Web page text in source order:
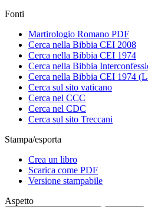
Fonti
Martirologio Romano PDF
Cerca nella Bibbia CEI 2008
Cerca nella Bibbia CEI 1974
Cerca nella Bibbia
Cerca nella Bibbia CEI 1974
Cerca sul sito vaticano
Cerca nel CCC
Cerca nel CDC
Cerca sul sito Treccani
Stampa/esporta
Crea un libro
Scarica come PDF
Versione stampabile
Aspetto